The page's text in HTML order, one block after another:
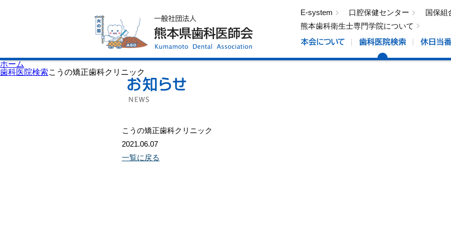
E-system 口腔保健センター
国保組
熊本歯科衛生士専門学院について
ホーム
歯科医院検索こうの矯正歯科クリニック
こうの矯正歯科クリニック
2021.06.07
一覧に戻る
歯科医院検索
休日当番医
イベント案内
歯の豆知識
口腔保健センター
国保組合からのお知らせ
熊本歯科衛生士専門学院
会員専用ページ
プライバシーポリシー
サイトマップ